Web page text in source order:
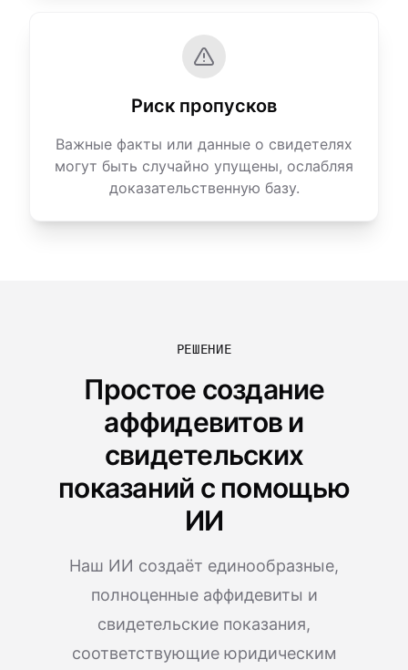
Риск пропусков
Важные факты или данные о свидетелях
могут быть случайно упущены, ослабляя
доказательственную базу.
РЕШЕНИЕ
Простое создание
аффидевитов и
свидетельских
показаний с помощью
ИИ
Наш ИИ создаёт единообразные,
полноценные аффидевиты и
свидетельские показания,
соответствующие юридическим